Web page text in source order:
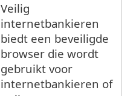
Veilig
internetbankieren
biedt een beveiligde
browser die wordt
gebruikt voor
internetbankieren of